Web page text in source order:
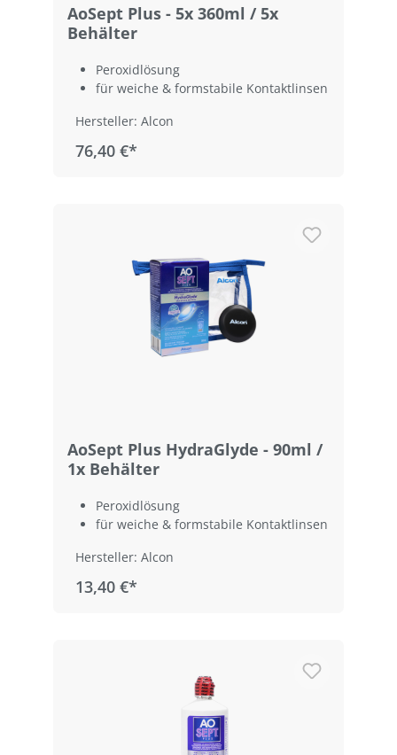
AoSept Plus - 5x 360ml / 5x
Behälter
Peroxidlösung
für weiche & formstabile Kontaktlinsen
Hersteller: Alcon
76,40 €*
AoSept Plus HydraGlyde - 90ml /
1x Behälter
Peroxidlösung
für weiche & formstabile Kontaktlinsen
Hersteller: Alcon
13,40 €*